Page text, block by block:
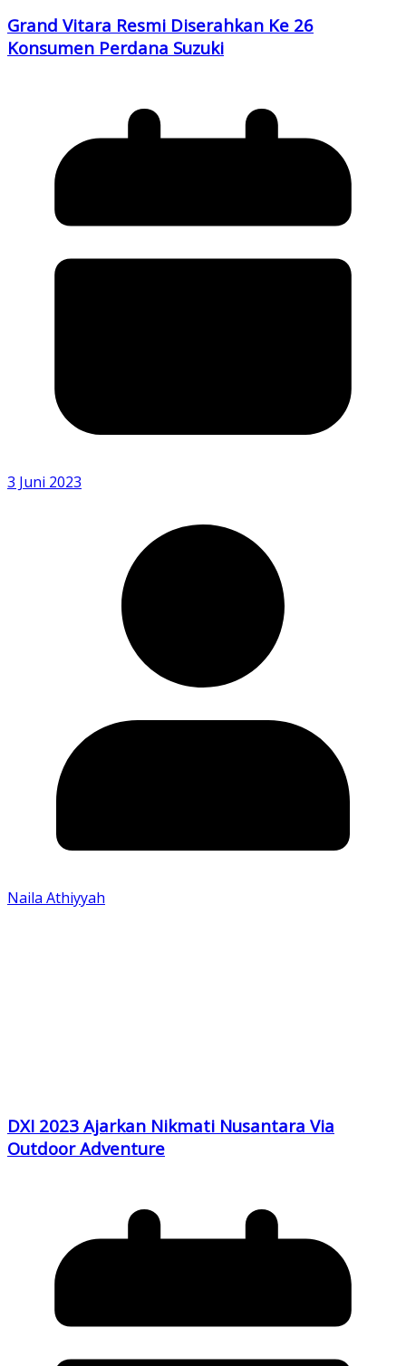
Grand Vitara Resmi Diserahkan Ke 26
Konsumen Perdana Suzuki
3 Juni 2023
Naila Athiyyah
DXI 2023 Ajarkan Nikmati Nusantara Via
Outdoor Adventure